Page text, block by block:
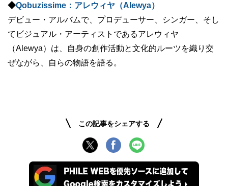
◆Qobuzissime：アレウィヤ（Alewya）
デビュー・アルバムで、プロデューサー、シンガー、そし
てビジュアル・アーティストであるアレウィヤ
（Alewya）は、自身の創作活動と文化的ルーツを織り交
ぜながら、自らの物語を語る。
この記事をシェアする